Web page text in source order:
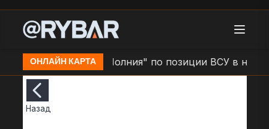
ОНЛАЙН КАРТА
Удар БЛА "Молния" по позиции ВСУ в н.п.
Назад